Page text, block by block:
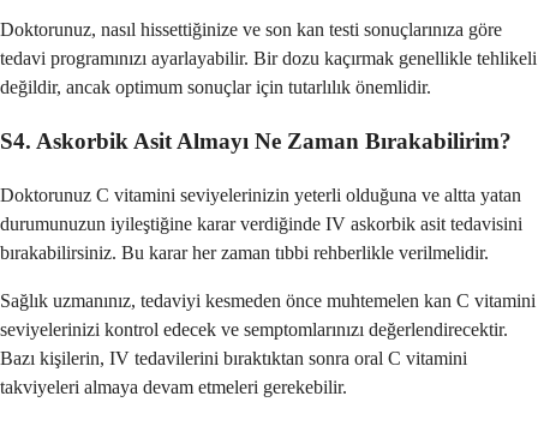
Doktorunuz, nasıl hissettiğinize ve son kan testi sonuçlarınıza göre
tedavi programınızı ayarlayabilir. Bir dozu kaçırmak genellikle tehlikeli
değildir, ancak optimum sonuçlar için tutarlılık önemlidir.
S4. Askorbik Asit Almayı Ne Zaman Bırakabilirim?
Doktorunuz C vitamini seviyelerinizin yeterli olduğuna ve altta yatan
durumunuzun iyileştiğine karar verdiğinde IV askorbik asit tedavisini
bırakabilirsiniz. Bu karar her zaman tıbbi rehberlikle verilmelidir.
Sağlık uzmanınız, tedaviyi kesmeden önce muhtemelen kan C vitamini
seviyelerinizi kontrol edecek ve semptomlarınızı değerlendirecektir.
Bazı kişilerin, IV tedavilerini bıraktıktan sonra oral C vitamini
takviyeleri almaya devam etmeleri gerekebilir.